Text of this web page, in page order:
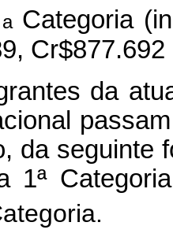
a Categoria
da
da
1ª